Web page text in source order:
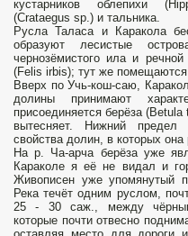
кустарников облепихи
(Crataegus sp.) и тальника.
Русла Таласа и Каракола
образуют лесистые
чернозёмистого ила и
(Felis irbis); тут же помещаются
Вверх по Учь-кош-саю,
долины принимают
присоединяется берёза
вытесняет. Нижний предел
свойства долин, в которых она
На р. Ча-арча берёза уже
Караколе я её не видал и
Живописен уже упомянутый
Река течёт одним руслом,
25 - 30 саж., между
которые почти отвесно